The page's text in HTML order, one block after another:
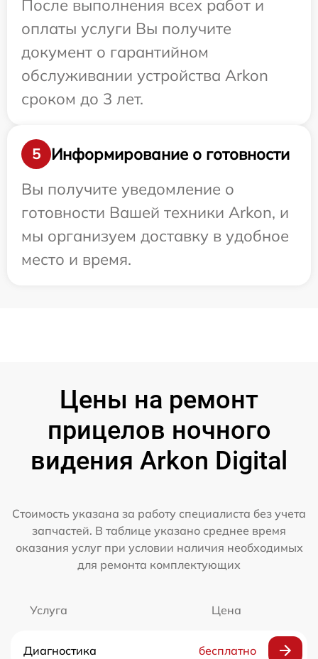
После выполнения всех работ и
оплаты услуги Вы получите
документ о гарантийном
обслуживании устройства Arkon
сроком до 3 лет.
5
Информирование о готовности
Вы получите уведомление о
готовности Вашей техники Arkon, и
мы организуем доставку в удобное
место и время.
Цены на ремонт
прицелов ночного
видения Arkon Digital
Стоимость указана за работу специалиста без учета
запчастей. В таблице указано среднее время
оказания услуг при условии наличия необходимых
для ремонта комплектующих
Услуга Цена
Диагностика бесплатно